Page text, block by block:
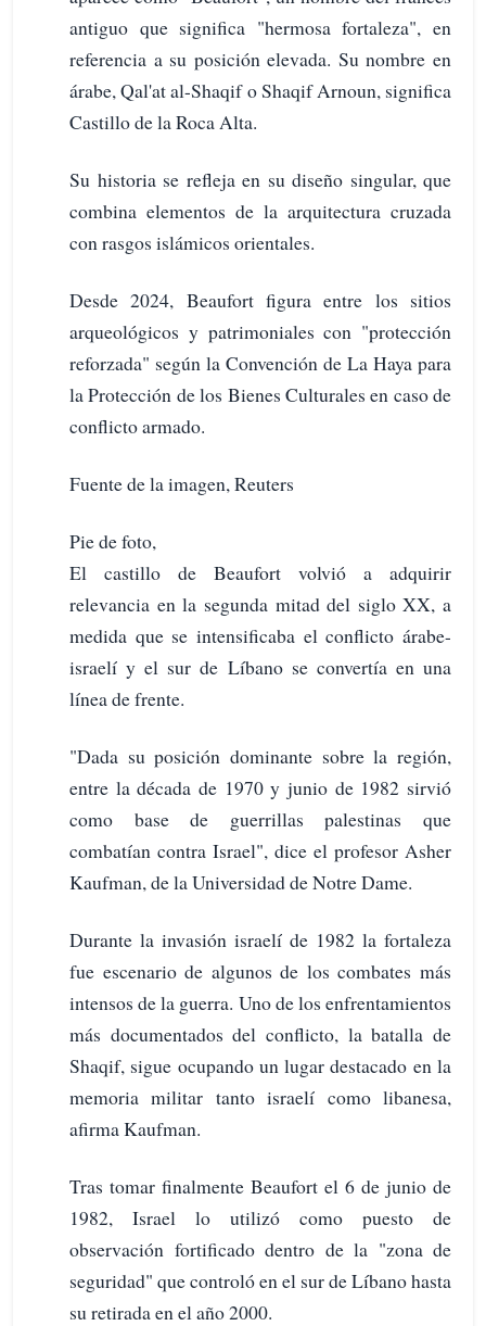
antiguo que significa "hermosa fortaleza", en
referencia a su posición elevada. Su nombre en
árabe, Qal'at al-Shaqif o Shaqif Arnoun, significa
Castillo de la Roca Alta.
Su historia se refleja en su diseño singular, que
combina elementos de la arquitectura cruzada
con rasgos islámicos orientales.
Desde 2024, Beaufort figura entre los sitios
arqueológicos y patrimoniales con "protección
reforzada" según la Convención de La Haya para
la Protección de los Bienes Culturales en caso de
conflicto armado.
Fuente de la imagen, Reuters
Pie de foto,
El castillo de Beaufort volvió a adquirir
relevancia en la segunda mitad del siglo XX, a
medida que se intensificaba el conflicto árabe-
israelí y el sur de Líbano se convertía en una
línea de frente.
"Dada su posición dominante sobre la región,
entre la década de 1970 y junio de 1982 sirvió
como base de guerrillas palestinas que
combatían contra Israel", dice el profesor Asher
Kaufman, de la Universidad de Notre Dame.
Durante la invasión israelí de 1982 la fortaleza
fue escenario de algunos de los combates más
intensos de la guerra. Uno de los enfrentamientos
más documentados del conflicto, la batalla de
Shaqif, sigue ocupando un lugar destacado en la
memoria militar tanto israelí como libanesa,
afirma Kaufman.
Tras tomar finalmente Beaufort el 6 de junio de
1982, Israel lo utilizó como puesto de
observación fortificado dentro de la "zona de
seguridad" que controló en el sur de Líbano hasta
su retirada en el año 2000.